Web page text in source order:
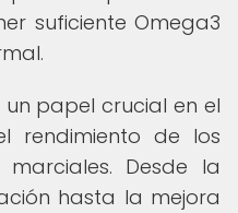
suficiente Omega3
papel crucial en el
de los
Desde la
hasta la mejora